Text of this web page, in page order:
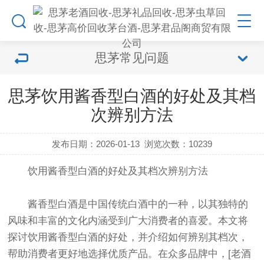
思茅常见问题
思茅饮用酱香型白酒的好处及其档
次辨别方法
发布日期：2026-01-13 浏览次数： 10239
饮用酱香型白酒的好处及其档次辨别方法
酱香型白酒是中国传统白酒中的一种，以其独特的
风味和丰富的文化内涵受到广大消费者的喜爱。本文将
探讨饮用酱香型白酒的好处，并介绍如何辨别其档次，
帮助消费者更好地选择优质产品。在众多品牌中，[老酒